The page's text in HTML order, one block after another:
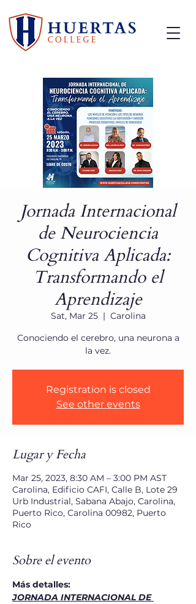
Jornada Internacional
de Neurociencia
Cognitiva Aplicada:
Transformando el
Aprendizaje
Sat, Mar 25
  |
Carolina
Conociendo el cerebro, una neurona a
la vez.
Registration is closed
See other events
Lugar y Fecha
Mar 25, 2023, 8:30 AM – 3:00 PM AST
Carolina, Edificio CAFI, Calle B, Lote 29
Urb Industrial, Sabana Abajo, Carolina,
Puerto Rico, Carolina 00982, Puerto
Rico
Sobre el evento
Más detalles:
JORNADA INTERNACIONAL DE